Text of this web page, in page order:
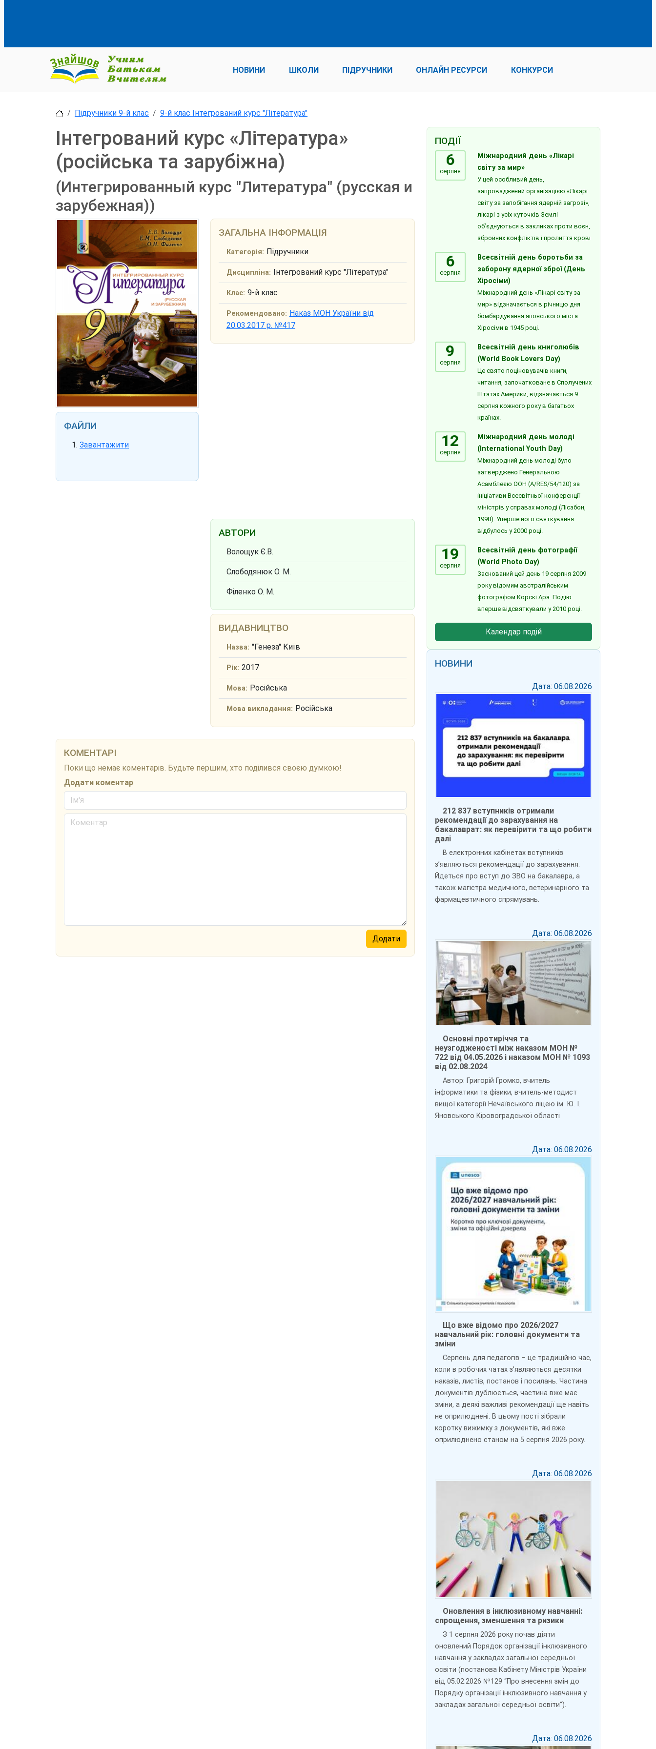
НОВИНИ ШКОЛИ ПІДРУЧНИКИ ОНЛАЙН РЕСУРСИ КОНКУРСИ
Підручники 9-й клас 9-й клас Інтегрований курс "Література"
Інтегрований курс «Література»
(російська та зарубіжна)
(Интегрированный курс "Литература" (русская и
зарубежная))
ФАЙЛИ
Завантажити
ЗАГАЛЬНА ІНФОРМАЦІЯ
Категорія: Підручники
Дисципліна: Інтегрований курс "Література"
Клас: 9-й клас
Рекомендовано: Наказ МОН України від
20.03.2017 р. №417
АВТОРИ
Волощук Є.В.
Слободянюк О. М.
Філенко О. М.
ВИДАВНИЦТВО
Назва: "Генеза" Київ
Рік: 2017
Мова: Російська
Мова викладання: Російська
КОМЕНТАРІ
Поки що немає коментарів. Будьте першим, хто поділився своєю думкою!
Додати коментар
ПОДІЇ
6
серпня
Міжнародний день «Лікарі
світу за мир»
У цей особливий день,
запроваджений організацією «Лікарі
світу за запобігання ядерній загрозі»,
лікарі з усіх куточків Землі
об’єднуються в закликах проти воєн,
збройних конфліктів і пролиття крові
6
серпня
Всесвітній день боротьби за
заборону ядерної зброї (День
Хіросіми)
Міжнародний день «Лікарі світу за
мир» відзначається в річницю дня
бомбардування японського міста
Хіросіми в 1945 році.
9
серпня
Всесвітній день книголюбів
(World Book Lovers Day)
Це свято поціновувачів книги,
читання, започатковане в Сполучених
Штатах Америки, відзначається 9
серпня кожного року в багатьох
країнах.
12
серпня
Міжнародний день молоді
(International Youth Day)
Міжнародний день молоді було
затверджено Генеральною
Асамблеєю ООН (A/RES/54/120) за
ініціативи Всесвітньої конференції
міністрів у справах молоді (Лісабон,
1998). Уперше його святкування
відбулось у 2000 році.
19
серпня
Всесвітній день фотографії
(World Photo Day)
Заснований цей день 19 серпня 2009
року відомим австралійським
фотографом Корскі Ара. Подію
вперше відсвяткували у 2010 році.
Календар подій
НОВИНИ
Дата: 06.08.2026
212 837 вступників отримали
рекомендації до зарахування на
бакалаврат: як перевірити та що робити
далі
В електронних кабінетах вступників
зʼявляються рекомендації до зарахування.
Йдеться про вступ до ЗВО на бакалавра, а
також магістра медичного, ветеринарного та
фармацевтичного спрямувань.
Дата: 06.08.2026
Основні протиріччя та
неузгодженості між наказом МОН №
722 від 04.05.2026 і наказом МОН № 1093
від 02.08.2024
Автор: Григорій Громко, вчитель
інформатики та фізики, вчитель-методист
вищої категорії Нечаївського ліцею ім. Ю. І.
Яновського Кіровоградської області
Дата: 06.08.2026
Що вже відомо про 2026/2027
навчальний рік: головні документи та
зміни
Серпень для педагогів – це традиційно час,
коли в робочих чатах з’являються десятки
наказів, листів, постанов і посилань. Частина
документів дублюється, частина вже має
зміни, а деякі важливі рекомендації ще навіть
не оприлюднені. В цьому пості зібрали
коротку вижимку з документів, які вже
оприлюднено станом на 5 серпня 2026 року.
Дата: 06.08.2026
Оновлення в інклюзивному навчанні:
спрощення, зменшення та ризики
З 1 серпня 2026 року почав діяти
оновлений Порядок організації інклюзивного
навчання у закладах загальної середньої
освіти (постанова Кабінету Міністрів України
від 05.02.2026 №129 “Про внесення змін до
Порядку організації інклюзивного навчання у
закладах загальної середньої освіти”).
Дата: 06.08.2026